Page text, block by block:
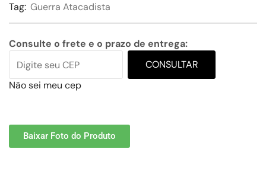
Tag: Guerra Atacadista
Consulte o frete e o prazo de entrega:
CONSULTAR
Não sei meu cep
Baixar Foto do Produto